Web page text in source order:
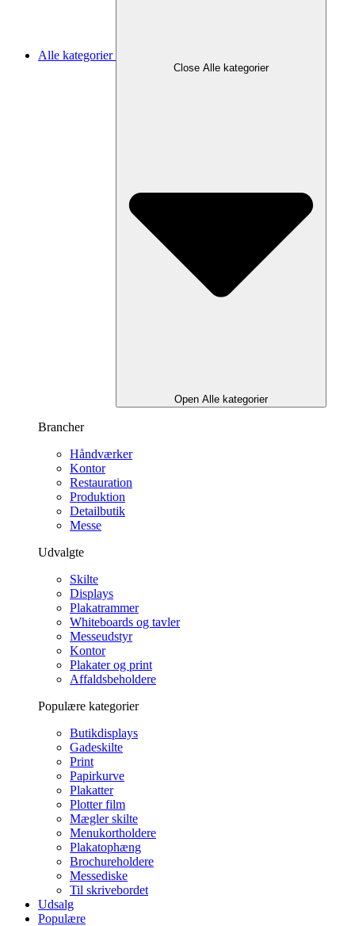
Alle kategorier
Close Alle kategorier
Open Alle kategorier
Brancher
Håndværker
Kontor
Restauration
Produktion
Detailbutik
Messe
Udvalgte
Skilte
Displays
Plakatrammer
Whiteboards og tavler
Messeudstyr
Kontor
Plakater og print
Affaldsbeholdere
Populære kategorier
Butikdisplays
Gadeskilte
Print
Papirkurve
Plakatter
Plotter film
Mægler skilte
Menukortholdere
Plakatophæng
Brochureholdere
Messediske
Til skrivebordet
Udsalg
Populære